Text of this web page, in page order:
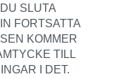
SLUTA
FORTSATTA
KOMMER
TILL
I DET.